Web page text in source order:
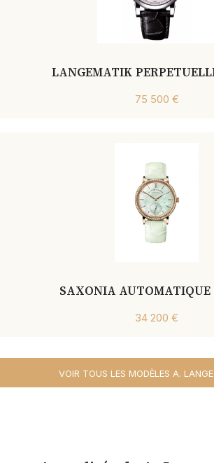
LANGEMATIK
75 500 €
SAXONIA AUTOMATIQUE
34 200 €
VOIR TOUS LES MODÈLES A.